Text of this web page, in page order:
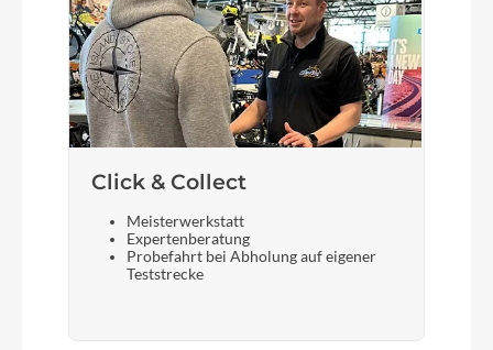
Click & Collect
Meisterwerkstatt
Expertenberatung
Probefahrt bei Abholung auf eigener
Teststrecke